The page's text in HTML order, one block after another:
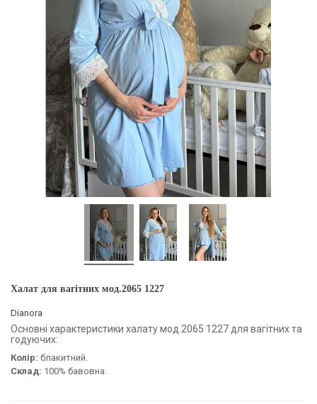
Халат для вагітних мод.2065 1227
Dianora
Основні характеристики халату мод.2065 1227 для вагітних та
годуючих:
Колір: блакитний.
Склад: 100% бавовна.